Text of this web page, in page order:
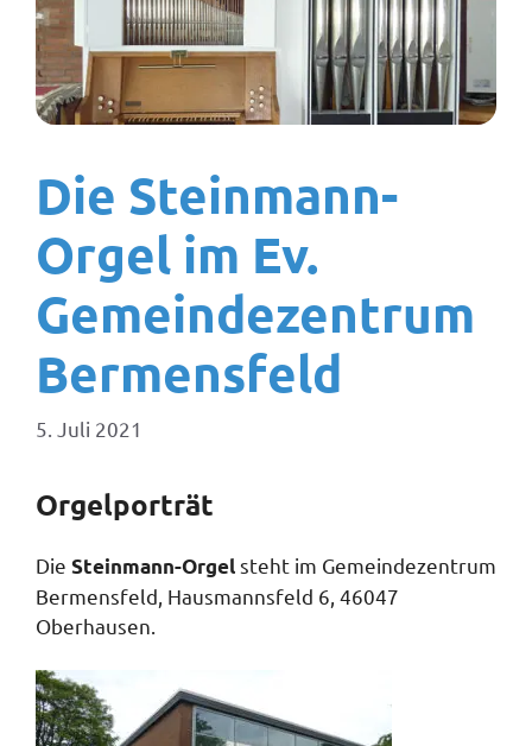
Die Steinmann-
Orgel im Ev.
Gemeindezentrum
Bermensfeld
5. Juli 2021
Orgelporträt
Die Steinmann-Orgelsteht im Gemeindezentrum
Bermensfeld, Hausmannsfeld 6, 46047
Oberhausen.